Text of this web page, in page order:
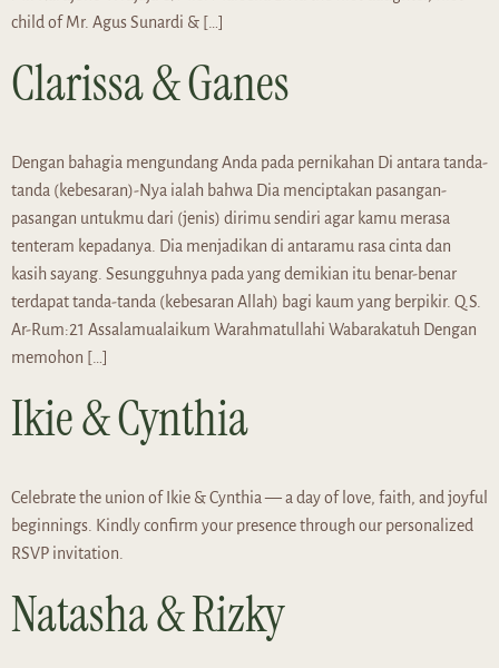
child of Mr. Agus Sunardi & […]
Clarissa & Ganes
Dengan bahagia mengundang Anda pada pernikahan Di antara tanda-
tanda (kebesaran)-Nya ialah bahwa Dia menciptakan pasangan-
pasangan untukmu dari (jenis) dirimu sendiri agar kamu merasa
tenteram kepadanya. Dia menjadikan di antaramu rasa cinta dan
kasih sayang. Sesungguhnya pada yang demikian itu benar-benar
terdapat tanda-tanda (kebesaran Allah) bagi kaum yang berpikir. Q.S.
Ar-Rum:21 Assalamualaikum Warahmatullahi Wabarakatuh Dengan
memohon […]
Ikie & Cynthia
Celebrate the union of Ikie & Cynthia — a day of love, faith, and joyful
beginnings. Kindly confirm your presence through our personalized
RSVP invitation.
Natasha & Rizky